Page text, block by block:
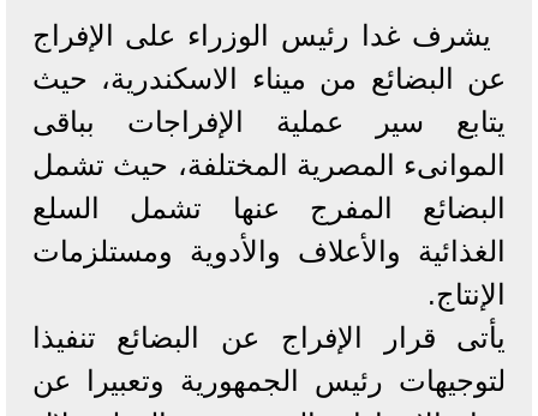
يشرف غدا رئيس الوزراء على الإفراج
عن البضائع من ميناء الاسكندرية، حيث
يتابع سير عملية الإفراجات بباقى
الموانىء المصرية المختلفة، حيث تشمل
البضائع المفرج عنها تشمل السلع
الغذائية والأعلاف والأدوية ومستلزمات
الإنتاج.
يأتى قرار الإفراج عن البضائع تنفيذا
لتوجيهات رئيس الجمهورية وتعبيرا عن